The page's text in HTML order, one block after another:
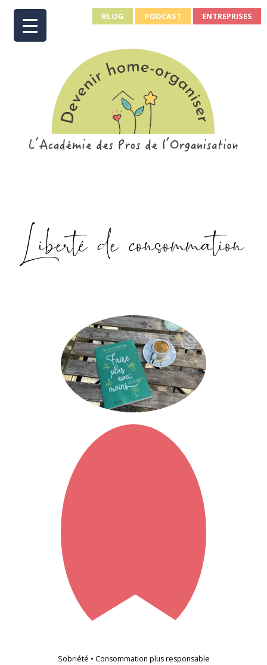
BLOG PODCAST ENTREPRISES
Liberté de consommation
Sobriété • Consommation plus responsable